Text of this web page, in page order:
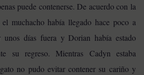
puede contenerse. De acuerdo con la
muchacho había llegado hace poco a
unos días fuera y Dorian había estado
su regreso. Mientras Cadyn estaba
no pudo evitar contener su cariño y